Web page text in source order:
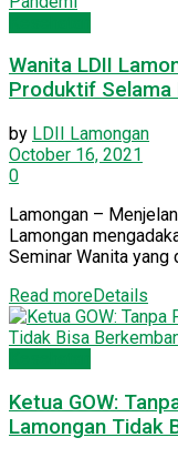
Wanita LDII
Produktif Selama
by LDII Lamongan
October 16, 2021
0
Lamongan –
Lamongan
Seminar Wanita yang
Read moreDetails
Ketua GOW:
Lamongan Tidak